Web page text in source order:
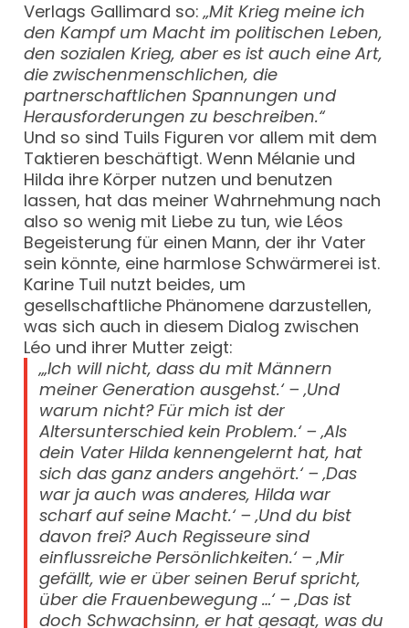
Verlags Gallimard so:„Mit Krieg meine ich
den Kampf um Macht im politischen Leben,
den sozialen Krieg, aber es ist auch eine Art,
die zwischenmenschlichen, die
partnerschaftlichen Spannungen und
Herausforderungen zu beschreiben.“
Und so sind Tuils Figuren vor allem mit dem
Taktieren beschäftigt. Wenn Mélanie und
Hilda ihre Körper nutzen und benutzen
lassen, hat das meiner Wahrnehmung nach
also so wenig mit Liebe zu tun, wie Léos
Begeisterung für einen Mann, der ihr Vater
sein könnte, eine harmlose Schwärmerei ist.
Karine Tuil nutzt beides, um
gesellschaftliche Phänomene darzustellen,
was sich auch in diesem Dialog zwischen
Léo und ihrer Mutter zeigt:
„‚Ich will nicht, dass du mit Männern
meiner Generation ausgehst.‘ – ‚Und
warum nicht? Für mich ist der
Altersunterschied kein Problem.‘ – ‚Als
dein Vater Hilda kennengelernt hat, hat
sich das ganz anders angehört.‘ – ‚Das
war ja auch was anderes, Hilda war
scharf auf seine Macht.‘ – ‚Und du bist
davon frei? Auch Regisseure sind
einflussreiche Persönlichkeiten.‘ – ‚Mir
gefällt, wie er über seinen Beruf spricht,
über die Frauenbewegung …‘ – ‚Das ist
doch Schwachsinn, er hat gesagt, was du